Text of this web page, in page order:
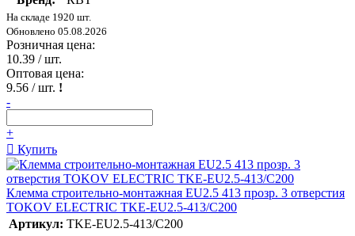
На складе 1920 шт.
Обновлено 05.08.2026
Розничная цена:
10.39 / шт.
Оптовая цена:
9.56 / шт. !
-
+
Купить
Клемма строительно-монтажная EU2.5 413 прозр. 3 отверстия
TOKOV ELECTRIC TKE-EU2.5-413/C200
Артикул: TKE-EU2.5-413/C200